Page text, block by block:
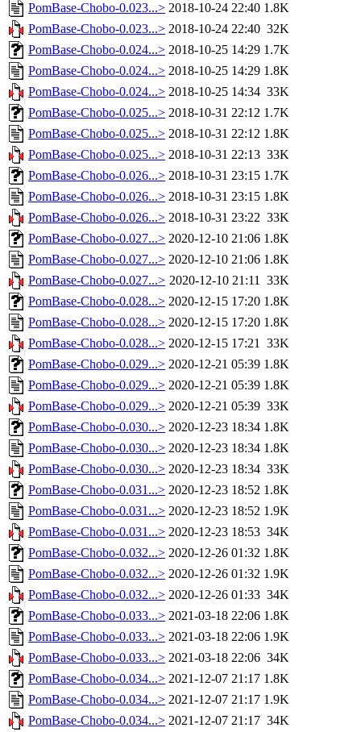
PomBase-Chobo-0.023...> 2018-10-24 22:40 1.8K
PomBase-Chobo-0.023...> 2018-10-24 22:40 32K
PomBase-Chobo-0.024...> 2018-10-25 14:29 1.7K
PomBase-Chobo-0.024...> 2018-10-25 14:29 1.8K
PomBase-Chobo-0.024...> 2018-10-25 14:34 33K
PomBase-Chobo-0.025...> 2018-10-31 22:12 1.7K
PomBase-Chobo-0.025...> 2018-10-31 22:12 1.8K
PomBase-Chobo-0.025...> 2018-10-31 22:13 33K
PomBase-Chobo-0.026...> 2018-10-31 23:15 1.7K
PomBase-Chobo-0.026...> 2018-10-31 23:15 1.8K
PomBase-Chobo-0.026...> 2018-10-31 23:22 33K
PomBase-Chobo-0.027...> 2020-12-10 21:06 1.8K
PomBase-Chobo-0.027...> 2020-12-10 21:06 1.8K
PomBase-Chobo-0.027...> 2020-12-10 21:11 33K
PomBase-Chobo-0.028...> 2020-12-15 17:20 1.8K
PomBase-Chobo-0.028...> 2020-12-15 17:20 1.8K
PomBase-Chobo-0.028...> 2020-12-15 17:21 33K
PomBase-Chobo-0.029...> 2020-12-21 05:39 1.8K
PomBase-Chobo-0.029...> 2020-12-21 05:39 1.8K
PomBase-Chobo-0.029...> 2020-12-21 05:39 33K
PomBase-Chobo-0.030...> 2020-12-23 18:34 1.8K
PomBase-Chobo-0.030...> 2020-12-23 18:34 1.8K
PomBase-Chobo-0.030...> 2020-12-23 18:34 33K
PomBase-Chobo-0.031...> 2020-12-23 18:52 1.8K
PomBase-Chobo-0.031...> 2020-12-23 18:52 1.9K
PomBase-Chobo-0.031...> 2020-12-23 18:53 34K
PomBase-Chobo-0.032...> 2020-12-26 01:32 1.8K
PomBase-Chobo-0.032...> 2020-12-26 01:32 1.9K
PomBase-Chobo-0.032...> 2020-12-26 01:33 34K
PomBase-Chobo-0.033...> 2021-03-18 22:06 1.8K
PomBase-Chobo-0.033...> 2021-03-18 22:06 1.9K
PomBase-Chobo-0.033...> 2021-03-18 22:06 34K
PomBase-Chobo-0.034...> 2021-12-07 21:17 1.8K
PomBase-Chobo-0.034...> 2021-12-07 21:17 1.9K
PomBase-Chobo-0.034...> 2021-12-07 21:17 34K